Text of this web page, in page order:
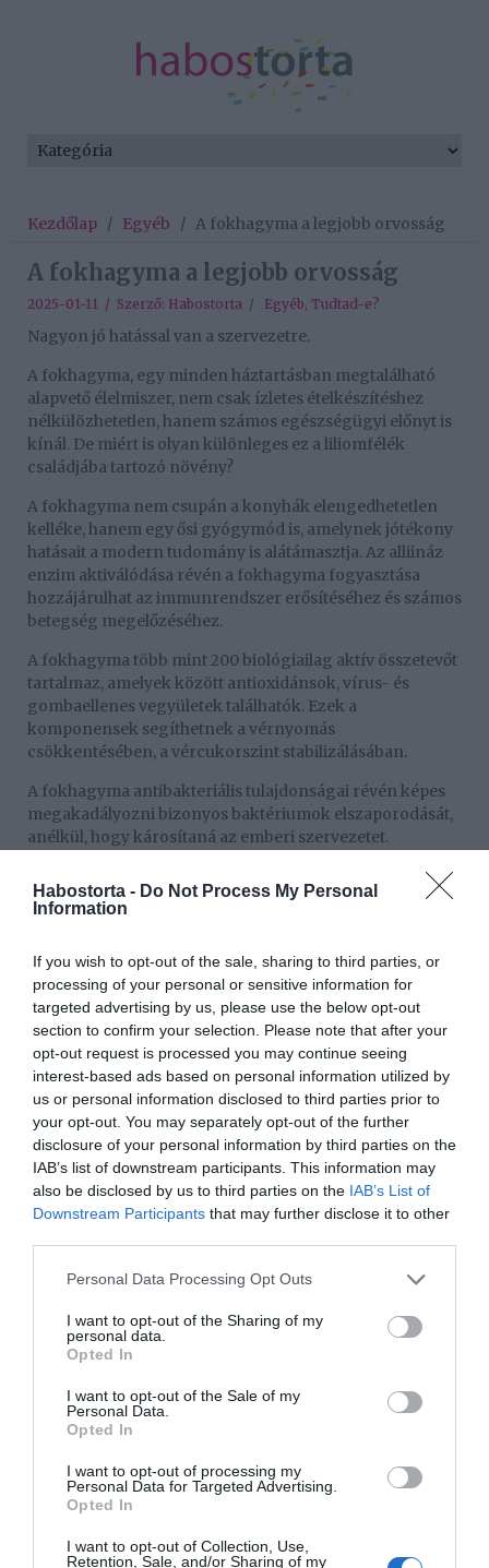
Habostorta - Do Not Process My Personal
Information
If you wish to opt-out of the sale, sharing to third parties, or
processing of your personal or sensitive information for
targeted advertising by us, please use the below opt-out
section to confirm your selection. Please note that after your
opt-out request is processed you may continue seeing
interest-based ads based on personal information utilized by
us or personal information disclosed to third parties prior to
your opt-out. You may separately opt-out of the further
disclosure of your personal information by third parties on the
IAB’s list of downstream participants. This information may
also be disclosed by us to third parties on the IAB’s List of
Downstream Participants that may further disclose it to other
Please note that this website/app uses one or more Google
not limited to your visit or usage behaviour. You may click to
grant or deny consent to Google and its third-party tags to
use your data for below specified purposes in below Google
consent section.
Personal Data Processing Opt Outs
I want to opt-out of the Sharing of my
personal data.
Opted In
I want to opt-out of the Sale of my
Personal Data.
Opted In
I want to opt-out of processing my
Personal Data for Targeted Advertising.
Opted In
I want to opt-out of Collection, Use,
Retention, Sale, and/or Sharing of my
Kezdőlap / Egyéb / A fokhagyma a legjobb orvosság
A fokhagyma a legjobb orvosság
2025-01-11 / Szerző: Habostorta / Egyéb, Tudtad-e?
Nagyon jó hatással van a szervezetre.
A fokhagyma, egy minden háztartásban megtalálható
alapvető élelmiszer, nem csak ízletes ételkészítéshez
nélkülözhetetlen, hanem számos egészségügyi előnyt is
kínál. De miért is olyan különleges ez a liliomfélék
családjába tartozó növény?
A fokhagyma nem csupán a konyhák elengedhetetlen
kelléke, hanem egy ősi gyógymód is, amelynek jótékony
hatásait a modern tudomány is alátámasztja. Az alliináz
enzim aktiválódása révén a fokhagyma fogyasztása
hozzájárulhat az immunrendszer erősítéséhez és számos
betegség megelőzéséhez.
A fokhagyma több mint 200 biológiailag aktív összetevőt
tartalmaz, amelyek között antioxidánsok, vírus- és
gombaellenes vegyületek találhatók. Ezek a
komponensek segíthetnek a vérnyomás
csökkentésében, a vércukorszint stabilizálásában.
A fokhagyma antibakteriális tulajdonságai révén képes
megakadályozni bizonyos baktériumok elszaporodását,
anélkül, hogy károsítaná az emberi szervezetet.
Az immunrendszer természetes pajzsaként is emlegetett
fokhagymáról kísérletek során kimutatták, hogy
kórokozókkal szemben.
Megosztás: Facebook Twitter Pinterest
Címkék: vérnyomás, immunrendszer ,fokhagyma,
vércukorszint ,jótékony,erősít
Korábbi bejegyzések Következő bejegyzés
2026-08-09.